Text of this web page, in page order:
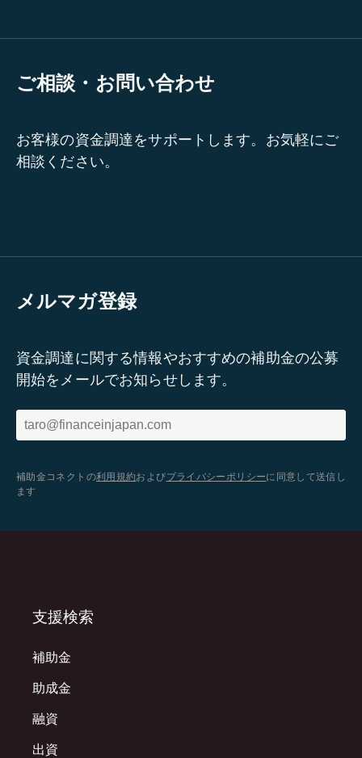
ご相談・お問い合わせ
お客様の資金調達をサポートします。お気軽にご
相談ください。
メルマガ登録
資金調達に関する情報やおすすめの補助金の公募
開始をメールでお知らせします。
補助金コネクトの利用規約およびプライバシーポリシーに同意して送信し
ます
支援検索
補助金
助成金
融資
出資